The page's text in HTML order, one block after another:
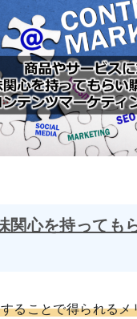
関心を持っても
ることで得られる